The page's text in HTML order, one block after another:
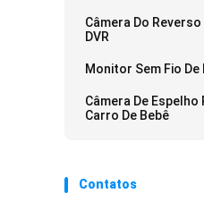
Câmera Do Reverso
DVR
Monitor Sem Fio De
Câmera De Espelho
Carro De Bebê
Contatos